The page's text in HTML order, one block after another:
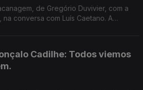
de Gregório Duvivier, com a
conversa com Luís Caetano. A
Cadilhe: Todos viemos